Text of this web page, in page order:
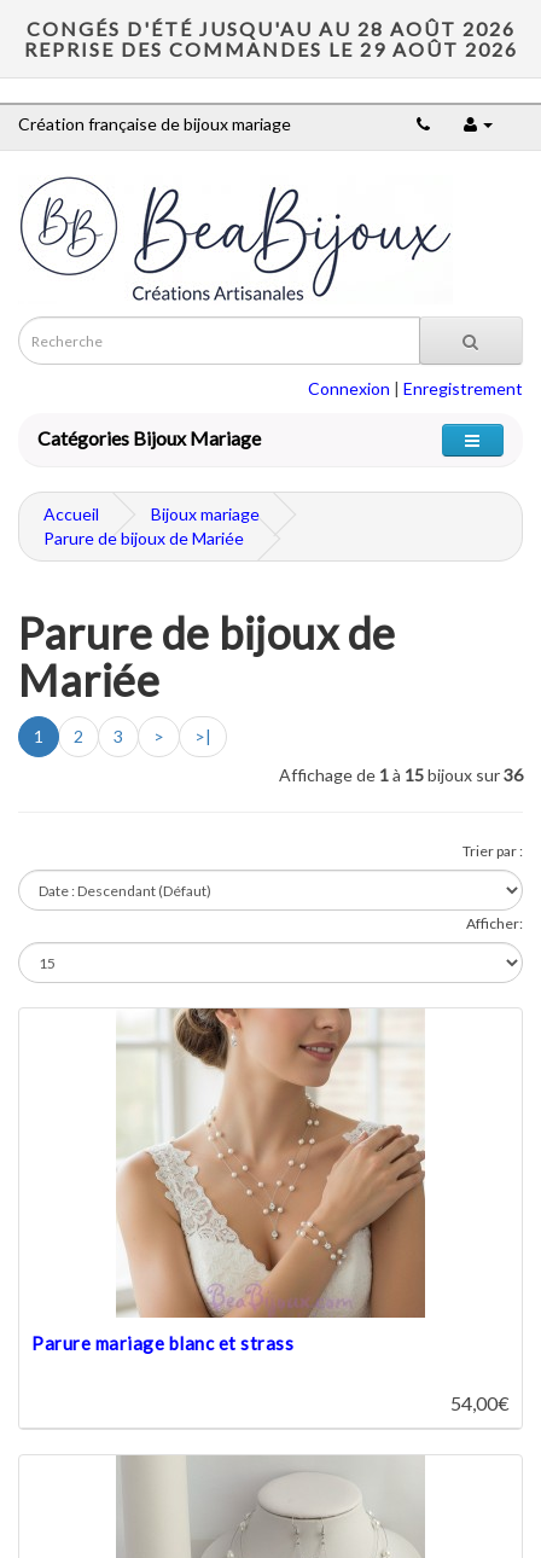
CONGÉS D'ÉTÉ JUSQU'AU AU 28 AOÛT 2026
REPRISE DES COMMANDES LE 29 AOÛT 2026
Création française de bijoux mariage
Connexion | Enregistrement
Catégories Bijoux Mariage
Accueil
Bijoux mariage
Parure de bijoux de Mariée
Parure de bijoux de
Mariée
1 2 3 >
>|
Affichage de 1à 15bijoux sur36
Trier par :
Afficher:
Parure mariage blanc et strass
54,00€